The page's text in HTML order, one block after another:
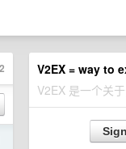
V2EX = way to
V2EX 是一个关